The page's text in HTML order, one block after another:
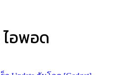
ไอพอด